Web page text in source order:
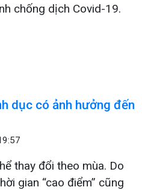
chống dịch Covid-19.
dục có ảnh hưởng đến
thay đổi theo mùa. Do
gian “cao điểm” cũng